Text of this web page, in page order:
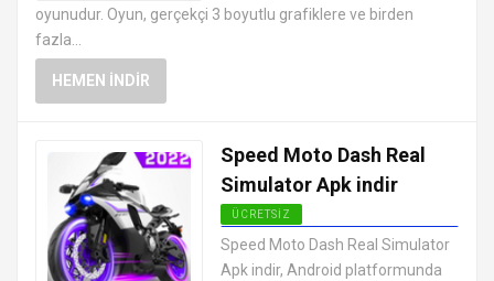
oyunudur. Oyun, gerçekçi 3 boyutlu grafiklere ve birden
fazla...
HEMEN İNDIR
Speed Moto Dash Real
Simulator Apk indir
ÜCRETSIZ
EN İYI ANDROID APK OYUNLARI
ÜCRETSIZ
Speed Moto Dash Real Simulator
Apk indir, Android platformunda